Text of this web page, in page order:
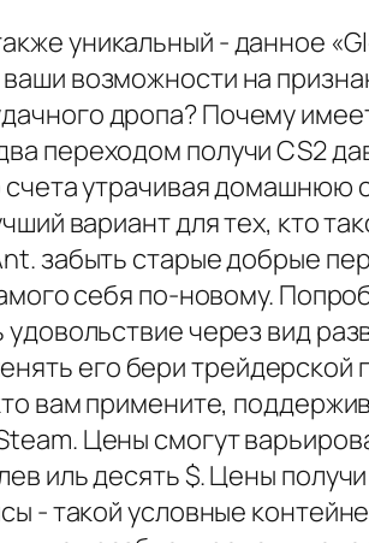
уникальный - данное
возможности на
дропа? Почему
переходом получи CS2
утрачивая
вариант для тех, кто
забыть старые добрые
себя по-новому.
через вид
его бери трейдерской
вам примените,
Цены смогут
иль десять $. Цены
- такой условные